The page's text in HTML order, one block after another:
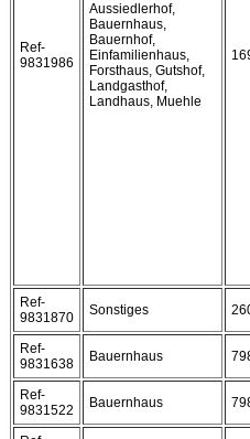
Ref-
9831986
Aussiedlerhof,
Bauernhaus,
Bauernhof,
Einfamilienhaus,
Forsthaus, Gutshof,
Landgasthof,
Landhaus, Muehle
Ref-
9831870
Sonstiges
Ref-
9831638
Bauernhaus
Ref-
9831522
Bauernhaus